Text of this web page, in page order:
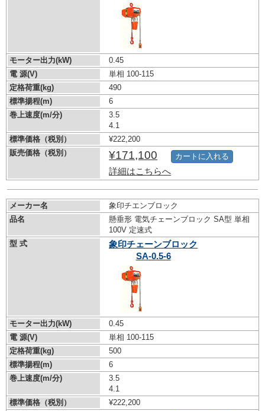
モーター出力(kW)
0.45
電 源(V)
単相 100-115
定格荷重(kg)
490
標準揚程(m)
6
巻上速度(m/分)
3.5
4.1
標準価格（税別）
¥222,200
販売価格（税別）
¥171,100
詳細はこちらへ
カートに入れる
メーカー名
象印チエンブロック
品名
懸垂形 電気チェーンブロック SA型 単相
100V 定速式
型 式
象印チェーンブロック
SA-0.5-6
モーター出力(kW)
0.45
電 源(V)
単相 100-115
定格荷重(kg)
500
標準揚程(m)
6
巻上速度(m/分)
3.5
4.1
標準価格（税別）
¥222,200